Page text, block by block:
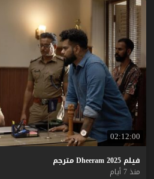
02:12:00
فيلم Dheeram 2025
مترجم
منذ 7 أيام